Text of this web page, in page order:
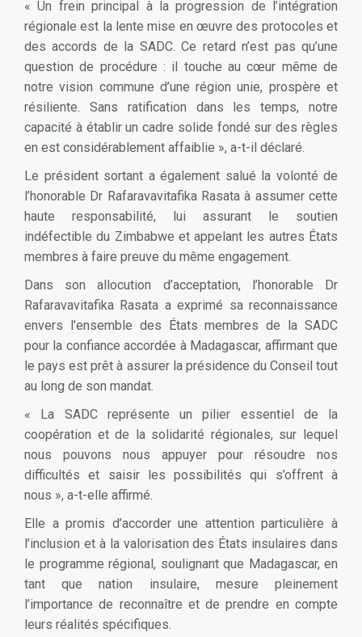
« Un frein principal à la progression de l’intégration
régionale est la lente mise en œuvre des protocoles et
des accords de la SADC. Ce retard n’est pas qu’une
question de procédure : il touche au cœur même de
notre vision commune d’une région unie, prospère et
résiliente. Sans ratification dans les temps, notre
capacité à établir un cadre solide fondé sur des règles
en est considérablement affaiblie », a-t-il déclaré.
Le président sortant a également salué la volonté de
l’honorable Dr Rafaravavitafika Rasata à assumer cette
haute responsabilité, lui assurant le soutien
indéfectible du Zimbabwe et appelant les autres États
membres à faire preuve du même engagement.
Dans son allocution d’acceptation, l’honorable Dr
Rafaravavitafika Rasata a exprimé sa reconnaissance
envers l’ensemble des États membres de la SADC
pour la confiance accordée à Madagascar, affirmant que
le pays est prêt à assurer la présidence du Conseil tout
au long de son mandat.
« La SADC représente un pilier essentiel de la
coopération et de la solidarité régionales, sur lequel
nous pouvons nous appuyer pour résoudre nos
difficultés et saisir les possibilités qui s’offrent à
nous », a-t-elle affirmé.
Elle a promis d’accorder une attention particulière à
l’inclusion et à la valorisation des États insulaires dans
le programme régional, soulignant que Madagascar, en
tant que nation insulaire, mesure pleinement
l’importance de reconnaître et de prendre en compte
leurs réalités spécifiques.